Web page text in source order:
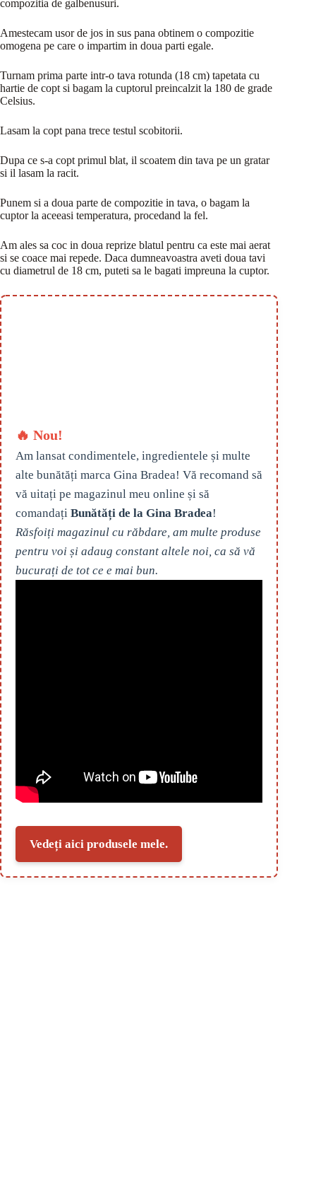
compozitia de galbenusuri.
Amestecam usor de jos in sus pana obtinem o compozitie
omogena pe care o impartim in doua parti egale.
Turnam prima parte intr-o tava rotunda (18 cm) tapetata cu
hartie de copt si bagam la cuptorul preincalzit la 180 de grade
Celsius.
Lasam la copt pana trece testul scobitorii.
Dupa ce s-a copt primul blat, il scoatem din tava pe un gratar
si il lasam la racit.
Punem si a doua parte de compozitie in tava, o bagam la
cuptor la aceeasi temperatura, procedand la fel.
Am ales sa coc in doua reprize blatul pentru ca este mai aerat
si se coace mai repede. Daca dumneavoastra aveti doua tavi
cu diametrul de 18 cm, puteti sa le bagati impreuna la cuptor.
🔥 Nou!
Am lansat condimentele, ingredientele și multe
alte bunătăți marca Gina Bradea! Vă recomand să
vă uitați pe magazinul meu online și să
comandați Bunătăți de la Gina Bradea!
Răsfoiți magazinul cu răbdare, am multe produse
pentru voi și adaug constant altele noi, ca să vă
bucurați de tot ce e mai bun.
Vedeți aici produsele mele.